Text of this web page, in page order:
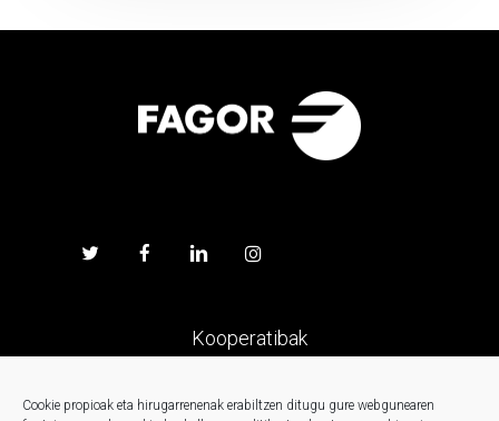
Cookie propioak eta hirugarrenenak erabiltzen ditugu gure webgunearen
Kooperatibak
Prentsa